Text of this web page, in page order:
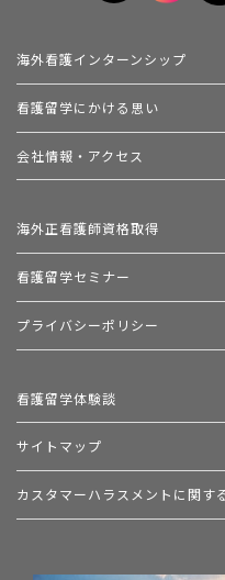
海外看護インターンシップ
看護留学にかける思い
会社情報・アクセス
海外正看護師資格取得
看護留学セミナー
プライバシーポリシー
看護留学体験談
サイトマップ
カスタマーハラスメントに関す